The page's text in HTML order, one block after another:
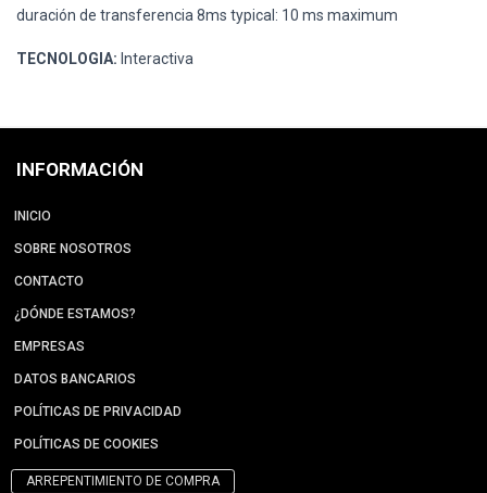
duración de transferencia 8ms typical: 10 ms maximum
TECNOLOGIA: Interactiva
INFORMACIÓN
INICIO
SOBRE NOSOTROS
CONTACTO
¿DÓNDE ESTAMOS?
EMPRESAS
DATOS BANCARIOS
POLÍTICAS DE PRIVACIDAD
POLÍTICAS DE COOKIES
ARREPENTIMIENTO DE COMPRA